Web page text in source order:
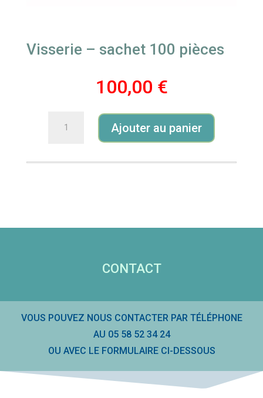
Visserie – sachet 100 pièces
100,00 €
quantité
de
Ajouter au panier
CONTACT
VOUS POUVEZ NOUS CONTACTER PAR TÉLÉPHONE
AU 05 58 52 34 24
OU AVEC LE FORMULAIRE CI-DESSOUS